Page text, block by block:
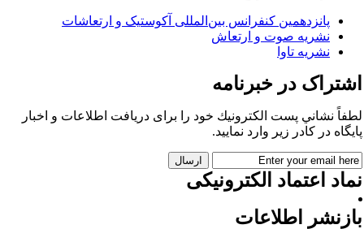
پانزدهمین کنفرانس بین‌المللی آکوستیک و ارتعاشات
نشریه صوت و ارتعاش
نشریه تاوا
در خبرنامه
نشاني پست الكترونيك خود را برای دريافت اطلاعات و اخبار
در كادر زير وارد نمایید.
اعتماد الکترونیکی
اطلاعات